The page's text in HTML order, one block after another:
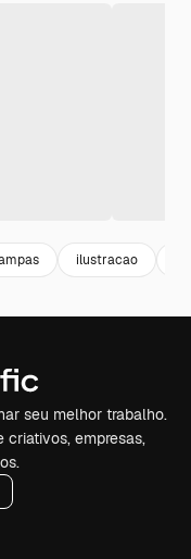
ilustracao
seu melhor trabalho.
criativos, empresas,